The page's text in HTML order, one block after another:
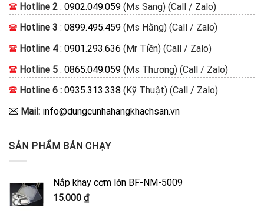
Hotline 2 : 0902.049.059 (Ms Sang) (Call / Zalo)
Hotline 3 : 0899.495.459 (Ms Hằng) (Call / Zalo)
Hotline 4: 0901.293.636 (Mr Tiền) (Call / Zalo)
Hotline 5 : 0865.049.059 (Ms Thương) (Call / Zalo)
Hotline 6 : 0935.313.338 (Kỹ Thuật) (Call / Zalo)
Mail: info@dungcunhahangkhachsan.vn
SẢN PHẨM BÁN CHẠY
Nắp khay cơm lớn BF-NM-5009
15.000 ₫